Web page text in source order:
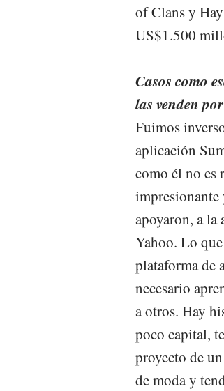
of Clans y
US$1.500
Casos como
las venden
Fuimos
aplicación
como él no es
impresionante
apoyaron, a
Yahoo. Lo que
plataforma de
necesario
a otros. Hay
poco capital,
proyecto de
de moda y